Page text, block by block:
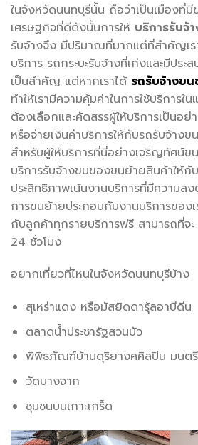
ในจังหวัดนนทบุรีนั้น ถือว่าเป็นเมืองที่
เศรษฐกิจที่ดีดังนั้นการให้ บริการรับจ้
รับจ้างจึง มีปริมาณที่มากแต่ที่สำคัญเร
บริการ รถกระบะรับจ้างที่เก่งและมีปร
เป็นสำคัญ แต่หากเราได้ รถรับจ้างข
ทำให้เรามีความคุ้มค่าในการใช้บริการใ
ต้องเลือกและคัดสรรผู้ให้บริการเป็นอ
หรือจ่ายเงินค่าบริการให้กับรถรับจ้าง
สำหรับผู้ให้บริการที่นี่อย่างเจริญทัศน์ข
บริการรับจ้างขนของขนย้ายสินค้าให้
ประสิทธิภาพเน้นงานบริการที่มีความลง
การขนย้ายประกอบกับงานบริการของ
กับลูกค้าทุกรายบริการฟรี สามารถที่จะ
24 ชั่วโมง
อยากเที่ยวที่ไหนในจังหวัดนนทบุรีบ้าง
สุเหร่าแดง หรือมัสยิดดารุ้ลอาบีดีน
ตลาดน้ำประชารัฐสวนบัว
พิพิธภัณฑ์บ้านดุริยางคศิลปิน มนตรี
วัดบางจาก
ชุมชนบนเกาะเกร็ด